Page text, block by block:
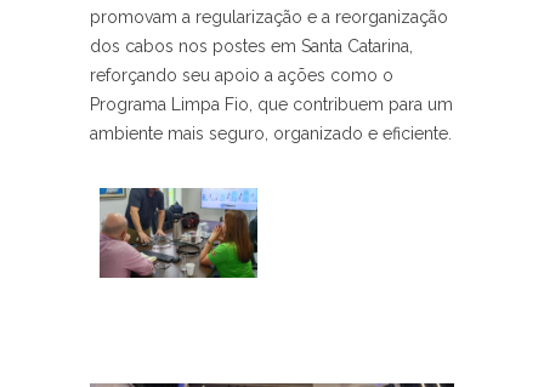
promovam a regularização e a reorganização
dos cabos nos postes em Santa Catarina,
reforçando seu apoio a ações como o
Programa Limpa Fio, que contribuem para um
ambiente mais seguro, organizado e eficiente.